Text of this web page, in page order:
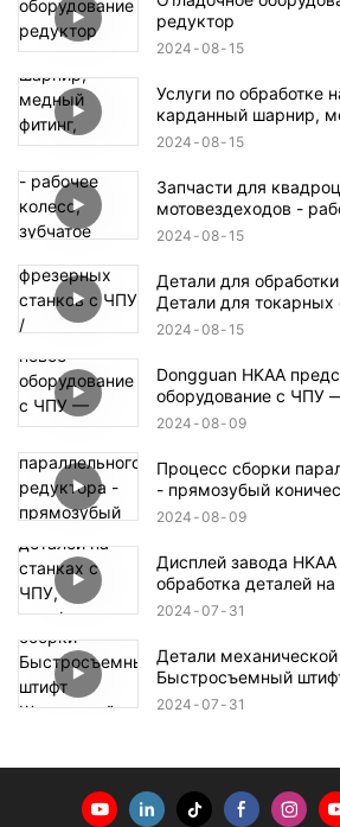
редуктор
2024 08 15
Услуги по обработке
карданный шарнир,
детали гидроцикла,
2024 08 15
Запчасти для
мотовездеходов -
зубчатое колесо,
2024 08 15
Детали для
Детали для токарных
фрезерных станков с
аэрокосмической и
промышленности
2024 08 15
Dongguan HKAA
оборудование с ЧПУ
деталей для
2024 08 09
Процесс сборки
- прямозубый
2024 08 09
Дисплей завода
обработка деталей
автоформы, детали
2024 07 31
Детали
Быстросъемный
стопорный штифт
2024 07 31